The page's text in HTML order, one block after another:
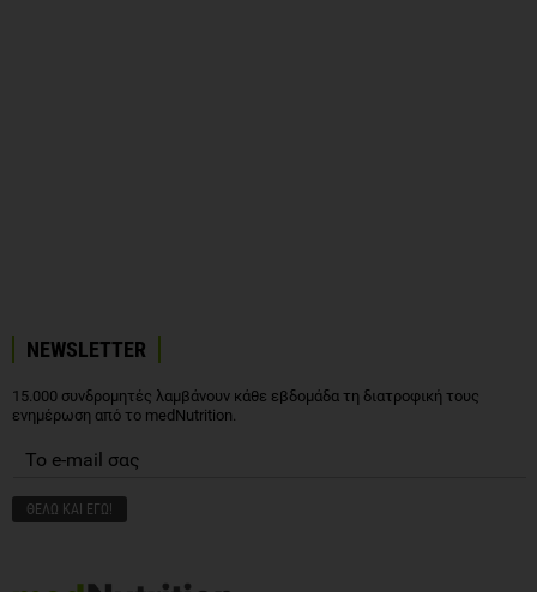
NEWSLETTER
15.000 συνδρομητές λαμβάνουν κάθε εβδομάδα τη διατροφική τους
ενημέρωση από το medNutrition.